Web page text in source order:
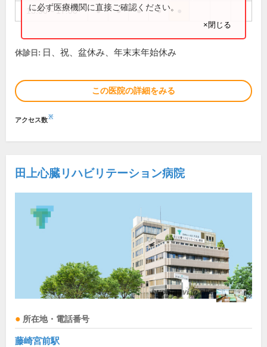
13:30～17:00 ● ● ● ●
に必ず医療機関に直接ご確認ください。
×閉じる
休診日: 日、祝、盆休み、年末末年始休み
この医院の詳細をみる
アクセス数※
田上心臓リハビリテーション病院
所在地・電話番号
藤崎宮前駅